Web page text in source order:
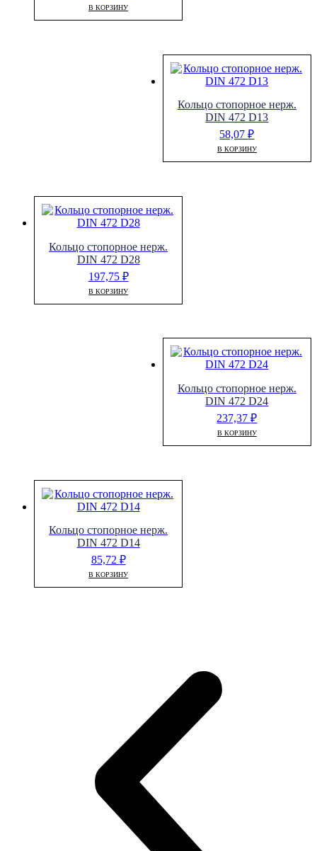
В КОРЗИНУ
Кольцо стопорное нерж.
DIN 472 D13
58,07₽
В КОРЗИНУ
Кольцо стопорное нерж.
DIN 472 D28
197,75 ₽
В КОРЗИНУ
Кольцо стопорное нерж.
DIN 472 D24
237,37₽
В КОРЗИНУ
Кольцо стопорное нерж.
DIN 472 D14
85,72 ₽
В КОРЗИНУ